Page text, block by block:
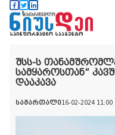
შსს-ს
სამყაროსთან“
დააკავა
სამართალი16-02-2024 11:00